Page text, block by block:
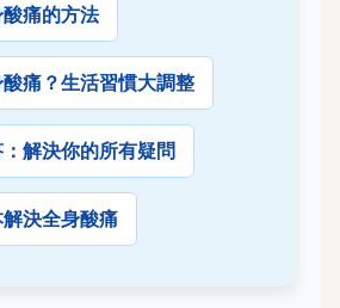
痛的方法
痛？生活習慣大調整
解決你的所有疑問
決全身酸痛